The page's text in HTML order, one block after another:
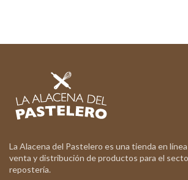
La Alacena del Pastelero es una tienda en
venta y distribución de productos para el
repostería.